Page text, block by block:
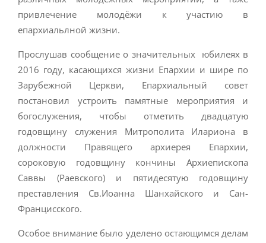
привлечение молодёжи к участию в
епархиальлной жизни.
Прослушав сообщение о значительных юбилеях в
2016 году, касающихся жизни Епархии и шире по
Зарубежной Церкви, Епархиальный совет
постановил устроить памятные мероприятия и
богослужения, чтобы отметить двадцатую
годовщину служения Митрополита Илариона в
должности Правящего архиерея Епархии,
сороковую годовщину кончины Архиепископа
Саввы (Раевского) и пятидесятую годовщину
преставления Св.Иоанна Шанхайского и Сан-
Францисского.
Особое внимание было уделено остающимся делам